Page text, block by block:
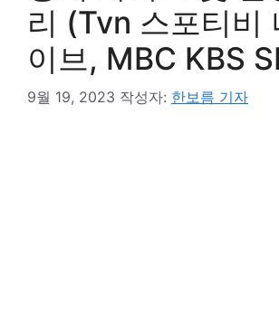
리 (Tvn 스포티비
이브, MBC KBS
9월 19, 2023 작성자: 한보름 기자